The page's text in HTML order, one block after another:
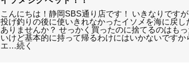
こんにちは！静岡SBS通り店です！ いきなりです
投げ釣りの後に使いきれなかったイソメを海に戻し
ありませんか？ せっかく買ったのに捨てるのはも
いけど基本的に持って帰るわけにはいかないですか
エ…続く